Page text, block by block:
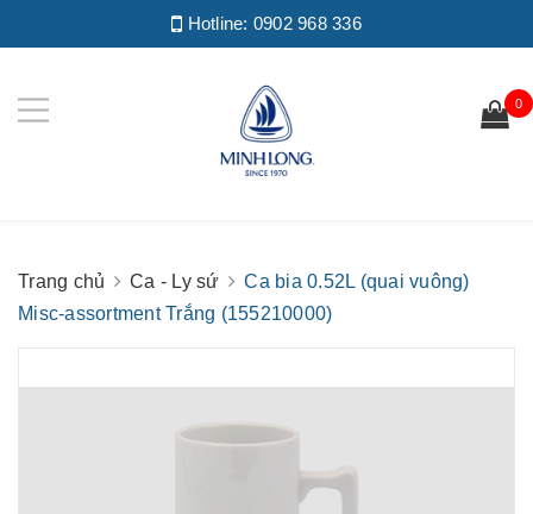
Hotline: 0902 968 336
0
Trang chủ Ca - Ly sứ
Ca bia 0.52L (quai vuông)
Misc-assortment Trắng (155210000)